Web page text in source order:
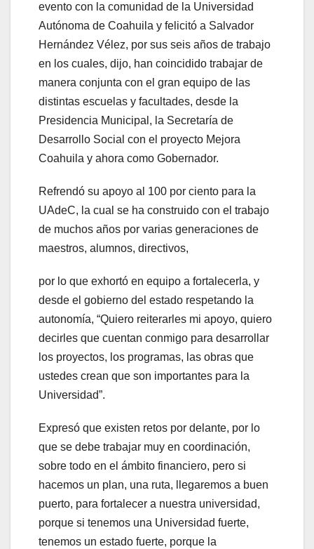
evento con la comunidad de la Universidad
Autónoma de Coahuila y felicitó a Salvador
Hernández Vélez, por sus seis años de trabajo
en los cuales, dijo, han coincidido trabajar de
manera conjunta con el gran equipo de las
distintas escuelas y facultades, desde la
Presidencia Municipal, la Secretaría de
Desarrollo Social con el proyecto Mejora
Coahuila y ahora como Gobernador.
Refrendó su apoyo al 100 por ciento para la
UAdeC, la cual se ha construido con el trabajo
de muchos años por varias generaciones de
maestros, alumnos, directivos,
por lo que exhortó en equipo a fortalecerla, y
desde el gobierno del estado respetando la
autonomía, “Quiero reiterarles mi apoyo, quiero
decirles que cuentan conmigo para desarrollar
los proyectos, los programas, las obras que
ustedes crean que son importantes para la
Universidad”.
Expresó que existen retos por delante, por lo
que se debe trabajar muy en coordinación,
sobre todo en el ámbito financiero, pero si
hacemos un plan, una ruta, llegaremos a buen
puerto, para fortalecer a nuestra universidad,
porque si tenemos una Universidad fuerte,
tenemos un estado fuerte, porque la